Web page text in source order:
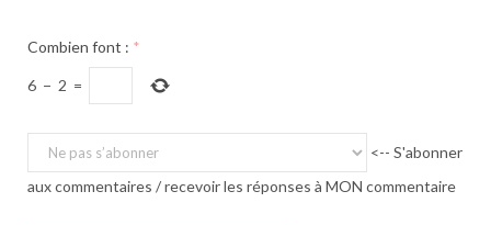
Combien font : *
6 − 2 =
<-- S'abonner
aux commentaires / recevoir les réponses à MON commentaire